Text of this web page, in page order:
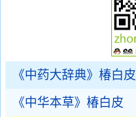
《中药大辞典》椿白皮
《中华本草》椿白皮